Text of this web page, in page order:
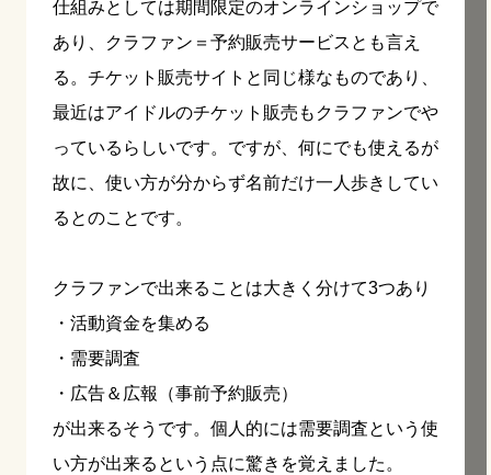
仕組みとしては期間限定のオンラインショップで
あり、クラファン＝予約販売サービスとも言え
る。チケット販売サイトと同じ様なものであり、
最近はアイドルのチケット販売もクラファンでや
っているらしいです。ですが、何にでも使えるが
故に、使い方が分からず名前だけ一人歩きしてい
るとのことです。
クラファンで出来ることは大きく分けて3つあり
・活動資金を集める
・需要調査
・広告＆広報（事前予約販売）
が出来るそうです。個人的には需要調査という使
い方が出来るという点に驚きを覚えました。